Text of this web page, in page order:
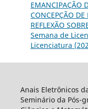
EMANCIPAÇÃO
CONCEPÇÃO
REFLEXÃO
Semana de
Licenciatura
Anais Eletrônicos
Seminário da Pós-